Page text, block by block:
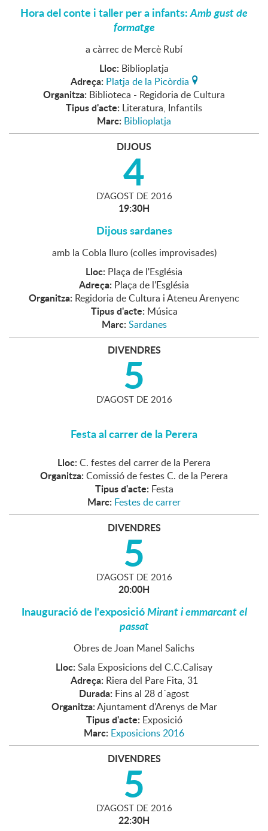
Hora del conte i taller per a infants:Amb gust de
formatge
a càrrec de Mercè Rubí
Lloc: Biblioplatja
Adreça: Platja de la Picòrdia
Organitza: Biblioteca - Regidoria de Cultura
Tipus d'acte: Literatura, Infantils
Marc: Biblioplatja
DIJOUS
4
D'AGOST DE 2016
19:30H
Dijous sardanes
amb la Cobla Iluro (colles improvisades)
Lloc: Plaça de l'Església
Adreça: Plaça de l'Església
Organitza: Regidoria de Cultura i Ateneu Arenyenc
Tipus d'acte: Música
Marc: Sardanes
DIVENDRES
5
D'AGOST DE 2016
Festa al carrer de la Perera
Lloc: C. festes del carrer de la Perera
Organitza: Comissió de festes C. de la Perera
Tipus d'acte: Festa
Marc: Festes de carrer
DIVENDRES
5
D'AGOST DE 2016
20:00H
Inauguració de l'exposicióMirant i emmarcant el
passat
Obres de Joan Manel Salichs
Lloc: Sala Exposicions del C.C.Calisay
Adreça: Riera del Pare Fita, 31
Durada: Fins al 28 d´agost
Organitza:Ajuntament d'Arenys de Mar
Tipus d'acte: Exposició
Marc: Exposicions 2016
DIVENDRES
5
D'AGOST DE 2016
22:30H